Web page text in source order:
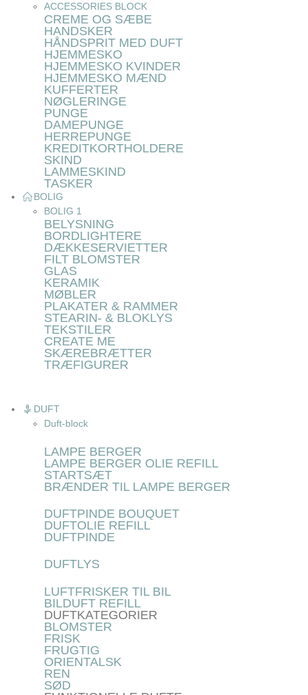
ACCESSORIES BLOCK
CREME OG SÆBE
HANDSKER
HÅNDSPRIT MED DUFT
HJEMMESKO
HJEMMESKO KVINDER
HJEMMESKO MÆND
KUFFERTER
NØGLERINGE
PUNGE
DAMEPUNGE
HERREPUNGE
KREDITKORTHOLDERE
SKIND
LAMMESKIND
TASKER
BOLIG
BOLIG 1
BELYSNING
BORDLIGHTERE
DÆKKESERVIETTER
FILT BLOMSTER
GLAS
KERAMIK
MØBLER
PLAKATER & RAMMER
STEARIN- & BLOKLYS
TEKSTILER
CREATE ME
SKÆREBRÆTTER
TRÆFIGURER
DUFT
Duft-block
LAMPE BERGER
LAMPE BERGER OLIE REFILL
STARTSÆT
BRÆNDER TIL LAMPE BERGER
DUFTPINDE BOUQUET
DUFTOLIE REFILL
DUFTPINDE
DUFTLYS
LUFTFRISKER TIL BIL
BILDUFT REFILL
DUFTKATEGORIER
BLOMSTER
FRISK
FRUGTIG
ORIENTALSK
REN
SØD